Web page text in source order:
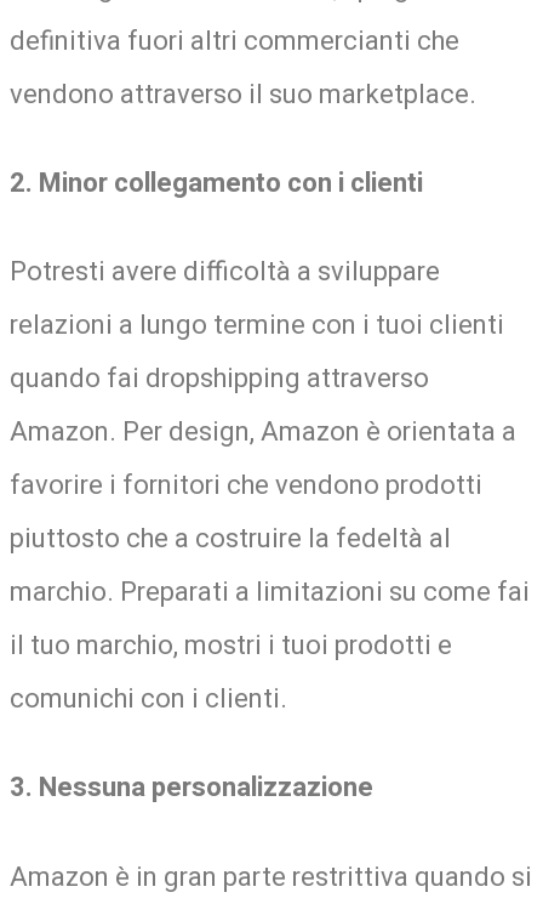
definitiva fuori altri commercianti che
vendono attraverso il suo marketplace.
2. Minor collegamento con i clienti
Potresti avere difficoltà a sviluppare
relazioni a lungo termine con i tuoi clienti
quando fai dropshipping attraverso
Amazon. Per design, Amazon è orientata a
favorire i fornitori che vendono prodotti
piuttosto che a costruire la fedeltà al
marchio. Preparati a limitazioni su come fai
il tuo marchio, mostri i tuoi prodotti e
comunichi con i clienti.
3. Nessuna personalizzazione
Amazon è in gran parte restrittiva quando si